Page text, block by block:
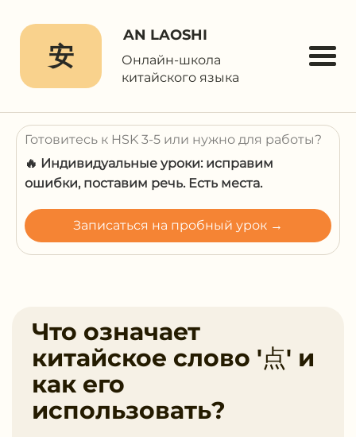
安
AN LAOSHI
Онлайн-школа
китайского языка
Готовитесь к HSK 3-5 или нужно для работы?
🔥 Индивидуальные уроки: исправим
ошибки, поставим речь. Есть места.
Записаться на пробный урок →
Что означает
китайское слово '点' и
как его
использовать?